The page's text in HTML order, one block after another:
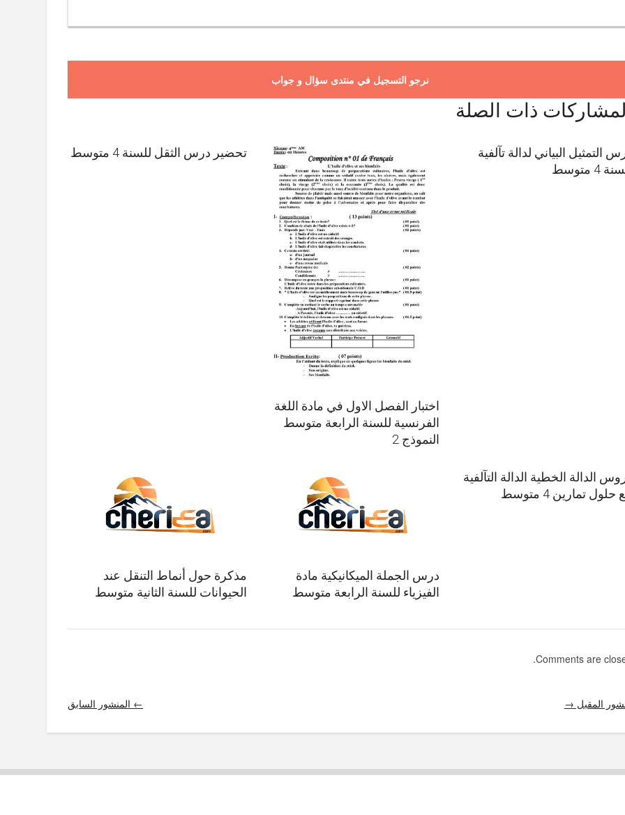
نرجو التسجيل في منتدى سؤال و جواب
ذات الصلة
تحضير درس الثقل للسنة 4 متوسط
اختبار الفصل الاول في مادة اللغة
الفرنسية للسنة الرابعة متوسط
النموذج 2
التمثيل البياني لدالة تآلفية
4 متوسط
مذكرة حول أنماط التنقل عند
الحيوانات للسنة الثانية متوسط
درس الجملة الميكانيكية مادة
الفيزياء للسنة الرابعة متوسط
الدالة الخطية الدالة التآلفية
حلول تمارين 4 متوسط
Comments are
← المنشور السابق المقبل →